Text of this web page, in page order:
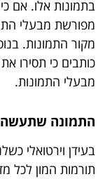
בתמונות אלו. אם
מפורשת מבעלי
מקור התמונות.
כותבים כי תסירו
מבעלי התמונות.
התמונה
בעידן וירטואלי
תורמות המון לכל